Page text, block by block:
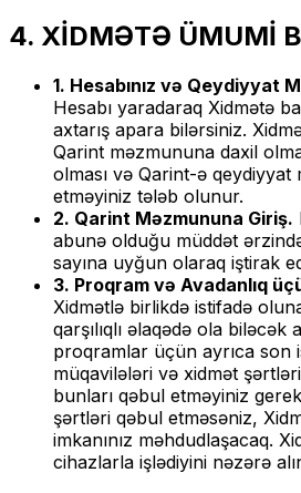
4. XİDMƏTƏ ÜMUMİ
1. Hesabınız və Qeydiyyat
Hesabı yaradaraq Xidmətə
axtarış apara bilərsiniz.
Qarint məzmununa daxil
olması və Qarint-ə qeydiyyat
etməyiniz tələb olunur.
2. Qarint Məzmununa Giriş.
abunə olduğu müddət
sayına uyğun olaraq iştirak
3. Proqram və Avadanlıq
Xidmətlə birlikdə istifadə
qarşılıqlı əlaqədə ola biləcək
proqramlar üçün ayrıca son
müqavilələri və xidmət
bunları qəbul etməyiniz
şərtləri qəbul etməsəniz,
imkanınız məhdudlaşacaq.
cihazlarla işlədiyini nəzərə